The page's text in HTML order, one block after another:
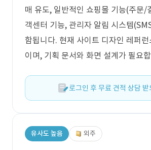
매 유도, 일반적인 쇼핑몰 기능(주문/
객센터 기능, 관리자 알림 시스템
함됩니다. 현재 사이트 디자인 레퍼
이며, 기획 문서와 화면 설계가 필요
로그인 후 무료 견적 상담 받
유사도 높음 외주